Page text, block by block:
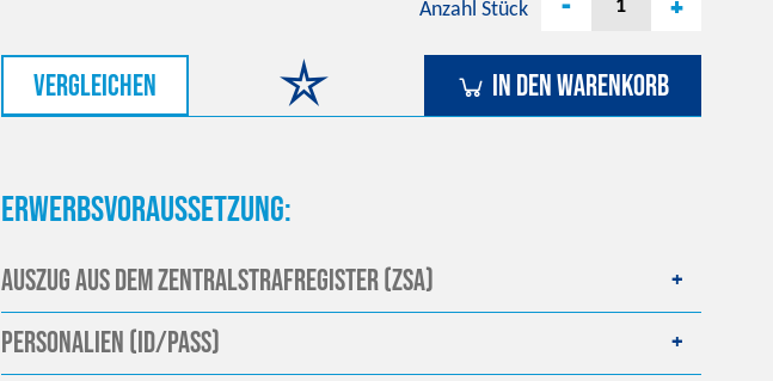
vergleichen
Anzahl Stück - +
In den Warenkorb
Erwerbsvoraussetzung:
Auszug aus dem Zentralstrafregister (ZSA)
Personalien (ID/Pass)